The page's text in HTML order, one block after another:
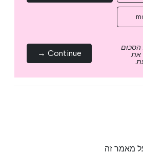
הסכום
את Continue →
מאמר זה